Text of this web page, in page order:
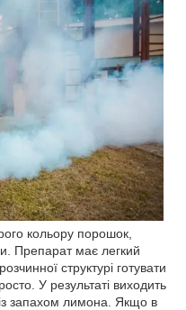
кольору порошок,
Препарат має легкий
структурі готувати
У результаті виходить
запахом лимона. Якщо в